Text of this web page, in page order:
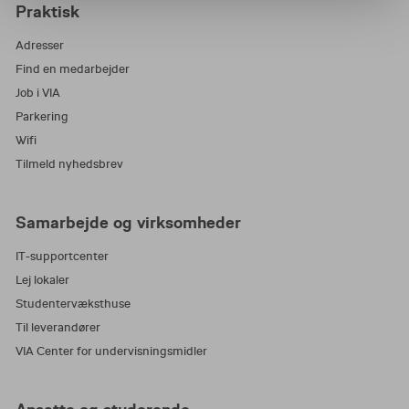
Praktisk
Adresser
Find en medarbejder
Job i VIA
Parkering
Wifi
Tilmeld nyhedsbrev
Samarbejde og virksomheder
IT-supportcenter
Lej lokaler
Studentervæksthuse
Til leverandører
VIA Center for undervisningsmidler